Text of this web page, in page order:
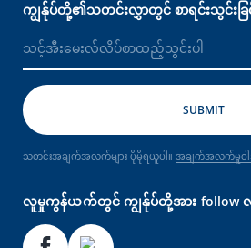
ကျွန်ုပ်တို့၏သတင်းလွှာတွင် စာရင်းသွင်းခြင်
သတင်းအချက်အလက်များ ပိုမိုရယူပါ။ အချက်အလက်မူဝါဒမ
လူမှုကွန်ယက်တွင် ကျွန်ုပ်တို့အား follow လု